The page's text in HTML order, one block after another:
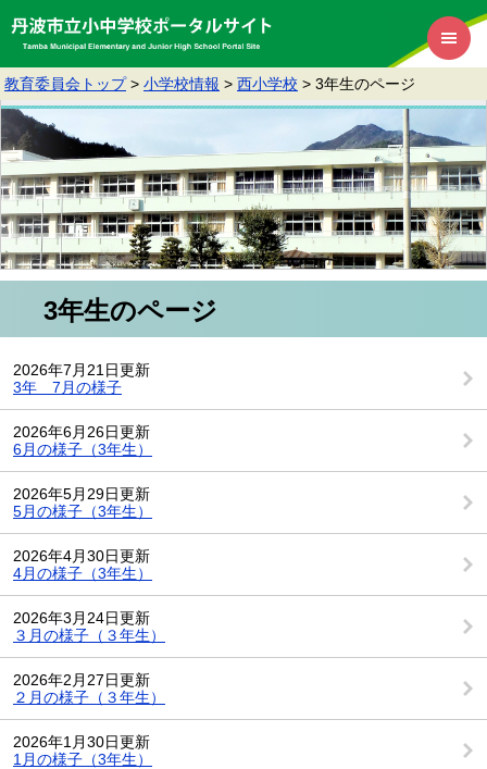
教育委員会トップ > 小学校情報 > 西小学校 > 3年生のページ
3年生のページ
2026年7月21日更新
3年 7月の様子
2026年6月26日更新
6月の様子（3年生）
2026年5月29日更新
5月の様子（3年生）
2026年4月30日更新
4月の様子（3年生）
2026年3月24日更新
３月の様子（３年生）
2026年2月27日更新
２月の様子（３年生）
2026年1月30日更新
1月の様子（3年生）